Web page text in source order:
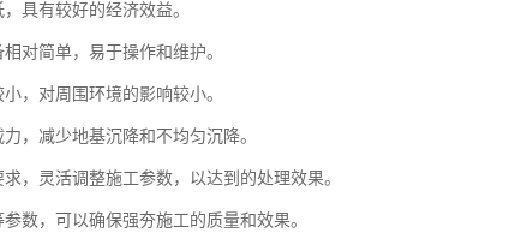
具有较好的经济效益。
对简单，易于操作和维护。
，对周围环境的影响较小。
，减少地基沉降和不均匀沉降。
，灵活调整施工参数，以达到的处理效果。
数，可以确保强夯施工的质量和效果。